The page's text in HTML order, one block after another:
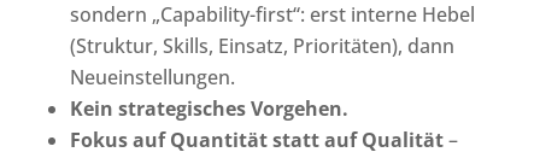
sondern „Capability-first“: erst interne Hebel
(Struktur, Skills, Einsatz, Prioritäten), dann
Neueinstellungen.
Kein strategisches Vorgehen.
Fokus auf Quantität statt auf Qualität–